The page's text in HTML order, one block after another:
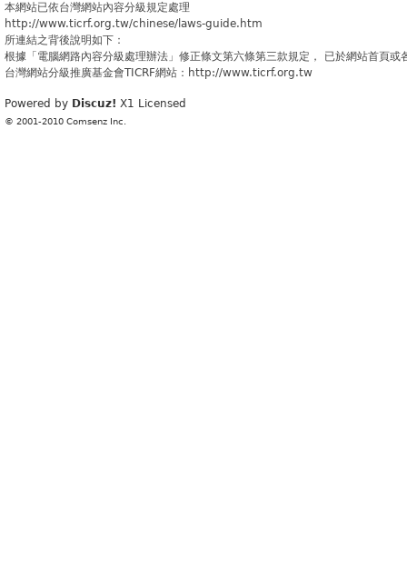
本網站已依台灣網站內容分級規定處理
http://www.ticrf.org.tw/chinese/laws-guide.htm
所連結之背後說明如下：
根據「電腦網路內容分級處理辦法」修正條文第六條第三款規定， 已於網站首頁
台灣網站分級推廣基金會TICRF網站：http://www.ticrf.org.tw
Powered by Discuz! X1 Licensed
© 2001-2010 Comsenz Inc.